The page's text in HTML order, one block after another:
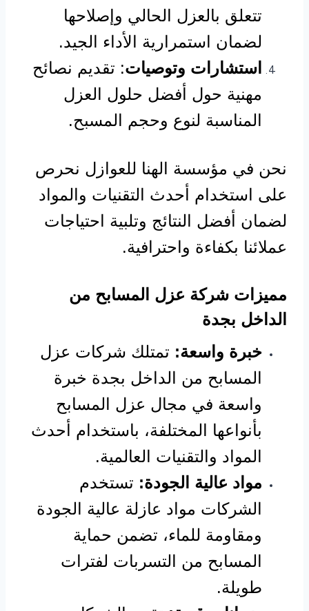
تتعلق بالعزل الحالي وإصلاحها
لضمان استمرارية الأداء الجيد.
استشارات وتوصيات: تقديم نصائح
مهنية حول أفضل حلول العزل
المناسبة لنوع وحجم المسبح.
نحن في مؤسسة الهنا للعوازل نحرص
على استخدام أحدث التقنيات والمواد
لضمان أفضل النتائج وتلبية احتياجات
عملائنا بكفاءة واحترافية.
مميزات شركة عزل المسابح من
الداخل بجدة
خبرة واسعة: تمتلك شركات عزل
المسابح من الداخل بجدة خبرة
واسعة في مجال عزل المسابح
بأنواعها المختلفة، باستخدام أحدث
المواد والتقنيات العالمية.
مواد عالية الجودة: تستخدم
الشركات مواد عازلة عالية الجودة
ومقاومة للماء، تضمن حماية
المسابح من التسربات لفترات
طويلة.